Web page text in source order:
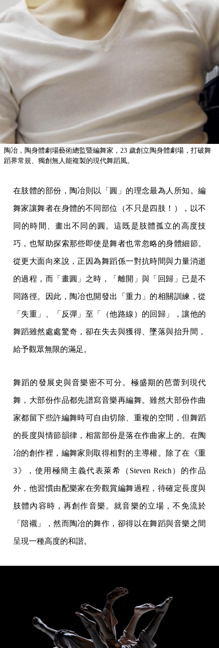
陶冶，陶身體劇場藝術總監暨編舞家，23 歲創立陶身體劇場，打破舞
蹈界常規、獨創無人能複製的現代舞蹈風。
在肢體的部份，陶冶則以「圓」的理念最為人所知。編
舞家讓舞者在身體的不同部位（不只是四肢！），以不
同的時間、畫出不同的圓。這既是肢體孤立的高度技
巧，也幫助探索那些即使是舞者也常忽略的身體細節。
從更大面向來說，正因為舞蹈係一對抗時間與力量消逝
的過程，而「畫圓」之時，「離開」與「回歸」已是不
同路徑。因此，陶冶也開發出「重力」的相關訓練，從
「失重」、「反彈」至「（他路線）的回歸」，讓他的
舞蹈雖然處處驚奇，卻在失去與獲得、墜落與抬升間，
給予觀眾無限的滿足。
舞蹈的發展史與音樂密不可分。極盛期的芭蕾到現代
舞，大部份作品都先譜寫音樂再編舞。雖然大部份作曲
家都留下些許編舞時可自由切除、重複的空間，但舞蹈
的長度與情節韻律，相當部份是落在作曲家上的。在陶
冶的創作裡，編舞家則取得相對的主導權。除了在《重
3》，使用極簡主義代表萊希（Steven Reich）的作品
外，他習慣由配樂家在旁觀賞編舞過程，待確定長度與
肢體內容時，再創作音樂。就音樂的立場，不免流於
「陪襯」，然而陶冶的舞作，卻得以在舞蹈與音樂之間
呈現一種高度的和諧。